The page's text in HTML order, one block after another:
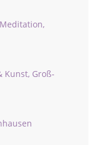
Kunst, Groß-